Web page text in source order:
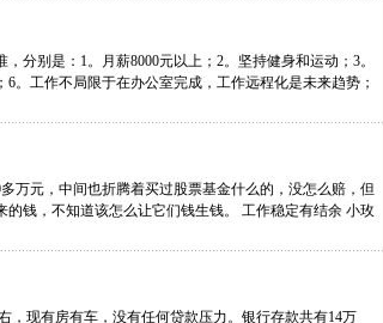
分别是：1。月薪8000元以上；2。坚持健身和运动；3。
。工作不局限于在办公室完成，工作远程化是未来趋势；
万元，中间也折腾着买过股票基金什么的，没怎么赔，但
钱，不知道该怎么让它们钱生钱。 工作稳定有结余 小玫
，现有房有车，没有任何贷款压力。银行存款共有14万